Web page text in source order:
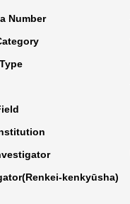
Number
kenkyūsha)